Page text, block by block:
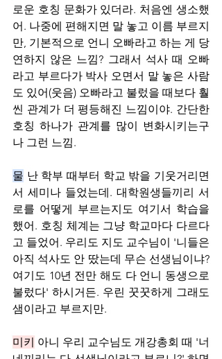
로운 호칭 문화가 있더라. 처음엔 생소했
어. 나중에 편해지면 말 놓고 이름 부르지
만, 기본적으로 언니 오빠라고 하는 게 당
연하지 않은 느낌? 그래서 석사 때 오빠
라고 부르다가 박사 오면서 말 놓은 사람
도 있어(웃음) 오빠라고 불렀을 때보다 훨
씬 관계가 더 평등해진 느낌이야. 간단한
호칭 하나가 관계를 많이 변화시키는구
나 그런 느낌.
물 난 학부 때부터 학교 밖을 기웃거리면
서 세미나 들었는데. 대학원생들끼리 서
로를 어떻게 부르는지도 여기서 학습을
했어. 호칭 체계는 그냥 학교마다 다르다
고 들었어. 우리도 지도 교수님이 '니들은
아직 석사도 안 땄는데 무슨 선생님이냐?
여기도 10년 전만 해도 다 언니 동생으로
불렀다' 하시거든. 우린 꿋꿋하게 그래도
샘이라고 부르지만.
미키 아니 우리 교수님도 개강총회 때 '너